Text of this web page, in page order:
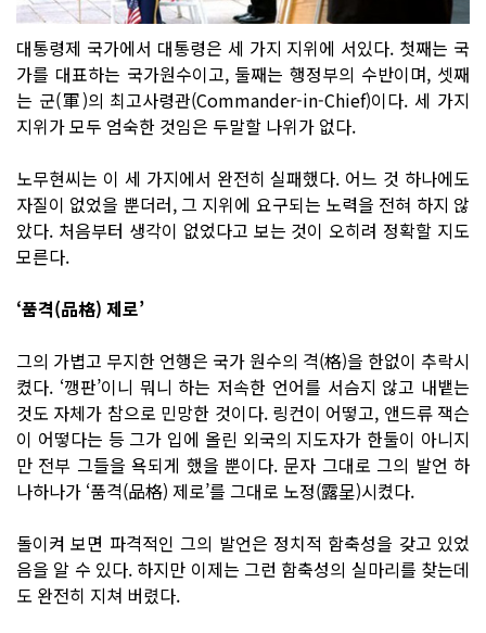
대통령제 국가에서 대통령은 세 가지 지위에 서있다. 첫째는 국
가를 대표하는 국가원수이고, 둘째는 행정부의 수반이며, 셋째
는 군(軍)의 최고사령관(Commander-in-Chief)이다. 세 가지
지위가 모두 엄숙한 것임은 두말할 나위가 없다.
노무현씨는 이 세 가지에서 완전히 실패했다. 어느 것 하나에도
자질이 없었을 뿐더러, 그 지위에 요구되는 노력을 전혀 하지 않
았다. 처음부터 생각이 없었다고 보는 것이 오히려 정확할 지도
모른다.
‘품격(品格) 제로’
그의 가볍고 무지한 언행은 국가 원수의 격(格)을 한없이 추락시
켰다. ‘깽판’이니 뭐니 하는 저속한 언어를 서슴지 않고 내뱉는
것도 자체가 참으로 민망한 것이다. 링컨이 어떻고, 앤드류 잭슨
이 어떻다는 등 그가 입에 올린 외국의 지도자가 한둘이 아니지
만 전부 그들을 욕되게 했을 뿐이다. 문자 그대로 그의 발언 하
나하나가 ‘품격(品格) 제로’를 그대로 노정(露呈)시켰다.
돌이켜 보면 파격적인 그의 발언은 정치적 함축성을 갖고 있었
음을 알 수 있다. 하지만 이제는 그런 함축성의 실마리를 찾는데
도 완전히 지쳐 버렸다.